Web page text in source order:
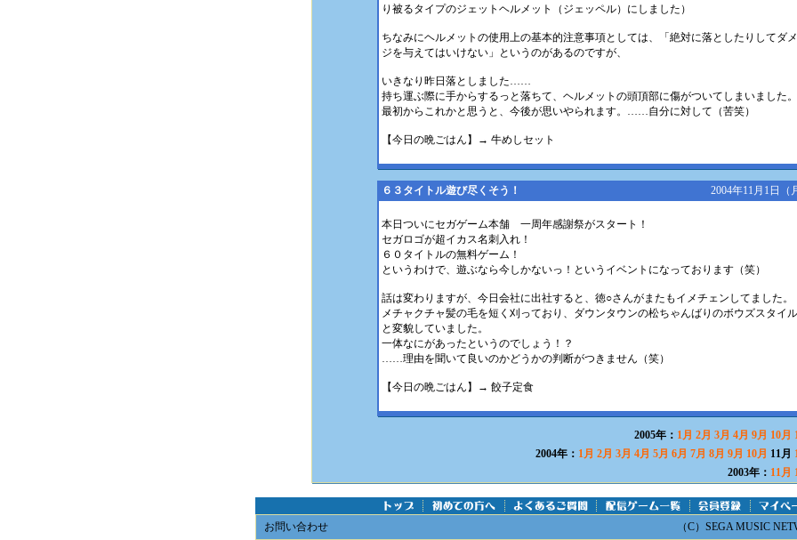
り被るタイプのジェットヘルメット（ジェッペル）にしました）
ちなみにヘルメットの使用上の基本的注意事項としては、「絶対に落としたりしてダ
ジを与えてはいけない」というのがあるのですが、
いきなり昨日落としました……
持ち運ぶ際に手からするっと落ちて、ヘルメットの頭頂部に傷がついてしまいました。
最初からこれかと思うと、今後が思いやられます。……自分に対して（苦笑）
【今日の晩ごはん】→ 牛めしセット
６３タイトル遊び尽くそう！ 2004年11月1日（
本日ついにセガゲーム本舗 一周年感謝祭がスタート！
セガロゴが超イカス名刺入れ！
６０タイトルの無料ゲーム！
というわけで、遊ぶなら今しかないっ！というイベントになっております（笑）
話は変わりますが、今日会社に出社すると、徳○さんがまたもイメチェンしてました。
メチャクチャ髪の毛を短く刈っており、ダウンタウンの松ちゃんばりのボウズスタイ
と変貌していました。
一体なにがあったというのでしょう！？
……理由を聞いて良いのかどうかの判断がつきません（笑）
【今日の晩ごはん】→ 餃子定食
2005年： 1月 2月 3月 4月 9月 10月
2004年： 1月 2月 3月 4月 5月 6月 7月 8月 9月 10月 11月
2003年： 11月
お問い合わせ （C）SEGA MUSIC